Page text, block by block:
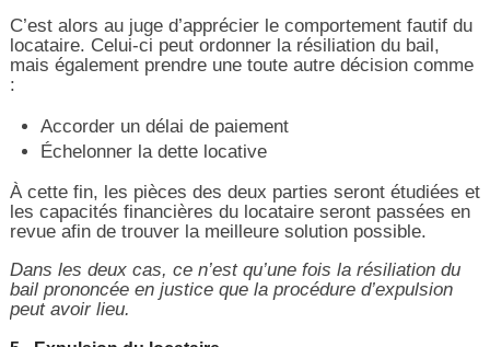
C’est alors au juge d’apprécier le comportement fautif du
locataire. Celui-ci peut ordonner la résiliation du bail,
mais également prendre une toute autre décision comme
:
Accorder un délai de paiement
Échelonner la dette locative
À cette fin, les pièces des deux parties seront étudiées et
les capacités financières du locataire seront passées en
revue afin de trouver la meilleure solution possible.
Dans les deux cas, ce n’est qu’une fois la résiliation du
bail prononcée en justice que la procédure d’expulsion
peut avoir lieu.